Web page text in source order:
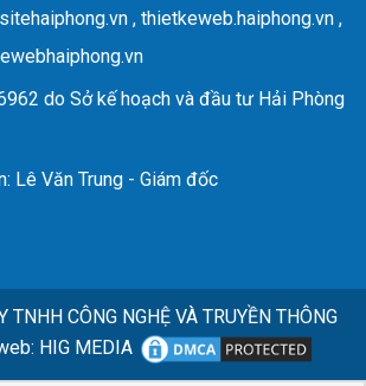
, thietkeweb.haiphong.vn ,
do Sở kế hoạch và đầu tư Hải Phòng
: Lê Văn Trung - Giám đốc
TNHH CÔNG NGHỆ VÀ TRUYỀN THÔNG
: HIG MEDIA